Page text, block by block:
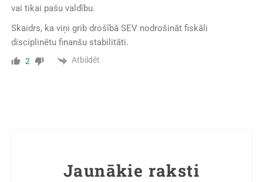
vai tikai pašu valdību.
Skaidrs, ka viņi grib drošībā SEV nodrošināt fiskāli
disciplinētu finanšu stabilitāti.
2 Atbildēt
Jaunākie raksti